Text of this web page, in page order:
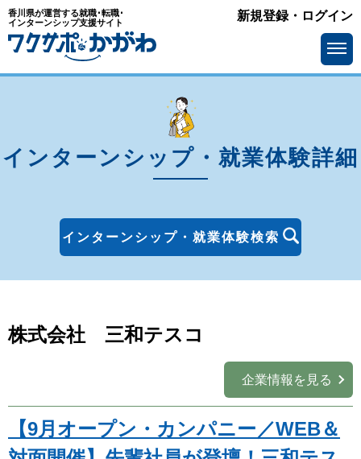
香川県が運営する就職･転職･
インターンシップ支援サイト
新規登録・ログイン
インターンシップ・就業体験詳細
インターンシップ・就業体験検索
エリアを選ぶ
高松市
東かがわ市 三豊市
直島町
宇多津町 綾川町
業種を選ぶ
を選ぶ
株式会社 三和テスコ
企業情報を見る
【9月オープン・カンパニー／WEB＆